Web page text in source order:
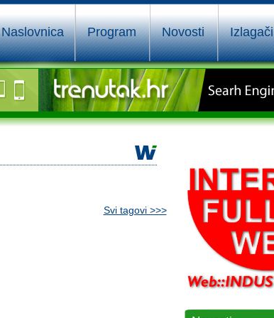
Naslovnica Program Novosti Izlagači
Svi tagovi >>>